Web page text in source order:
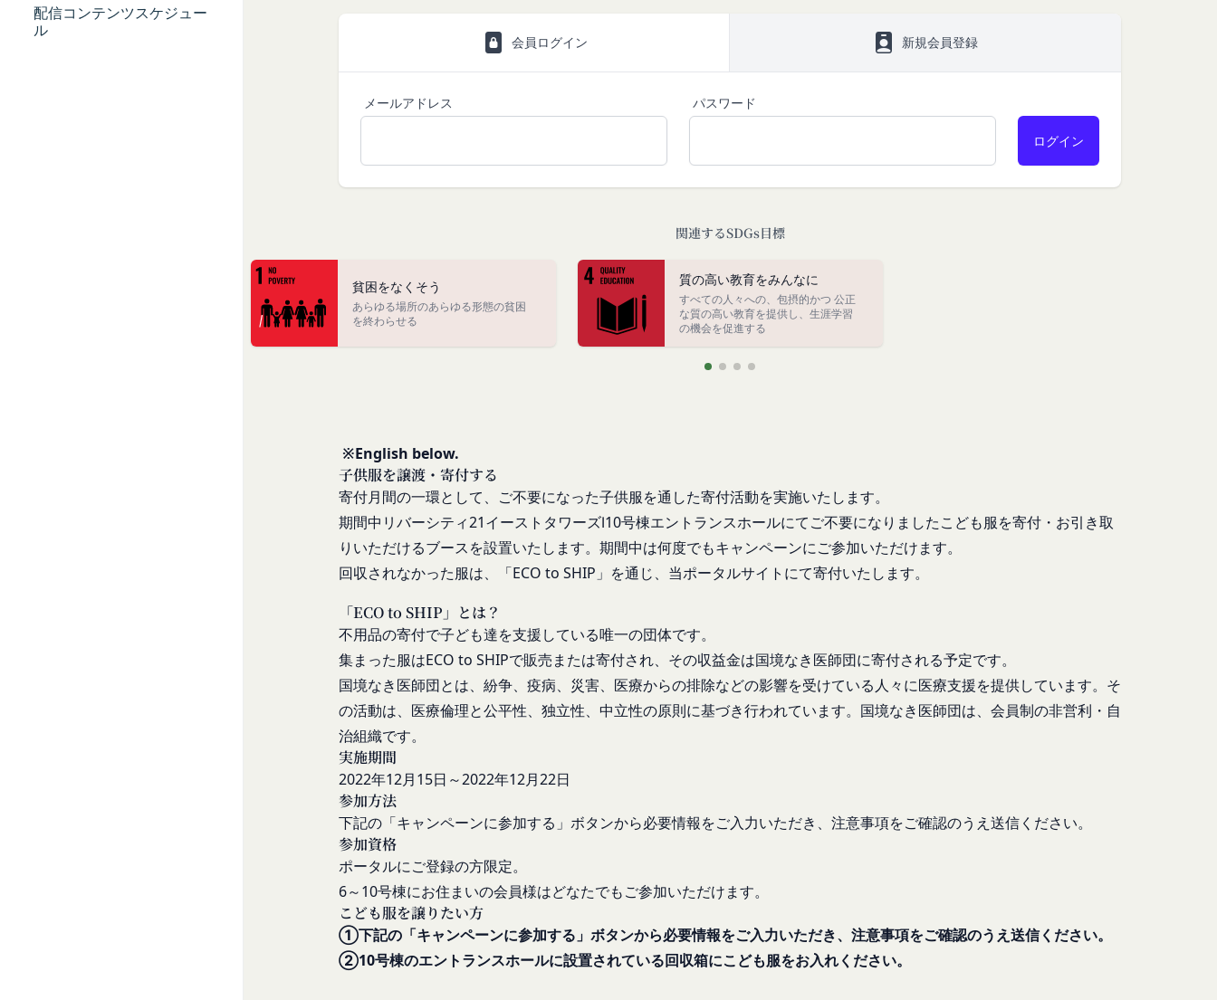
配信コンテンツスケジュー
ル
会員ログイン 新規会員登録
メールアドレス パスワード
関連するSDGs目標
貧困をなくそう
あらゆる場所のあらゆる形態の貧困
を終わらせる
質の高い教育をみんなに
すべての人々への、包摂的かつ 公正
な質の高い教育を提供し、生涯学習
の機会を促進する
※English below.
子供服を譲渡・寄付する
寄付月間の一環として、ご不要になった子供服を通した寄付活動を実施いたします。
期間中リバーシティ21イーストタワーズⅠ10号棟エントランスホールにてご不要になりましたこども服を寄付・お引き取
りいただけるブースを設置いたします。期間中は何度でもキャンペーンにご参加いただけます。
回収されなかった服は、「ECO to SHIP」を通じ、当ポータルサイトにて寄付いたします。
「ECO to SHIP」とは？
不用品の寄付で子ども達を支援している唯一の団体です。
集まった服はECO to SHIPで販売または寄付され、その収益金は国境なき医師団に寄付される予定です。
国境なき医師団とは、紛争、疫病、災害、医療からの排除などの影響を受けている人々に医療支援を提供しています。そ
の活動は、医療倫理と公平性、独立性、中立性の原則に基づき行われています。国境なき医師団は、会員制の非営利・自
治組織です。
実施期間
2022年12月15日～2022年12月22日
参加方法
下記の「キャンペーンに参加する」ボタンから必要情報をご入力いただき、注意事項をご確認のうえ送信ください。
参加資格
ポータルにご登録の方限定。
6～10号棟にお住まいの会員様はどなたでもご参加いただけます。
こども服を譲りたい方
①下記の「キャンペーンに参加する」ボタンから必要情報をご入力いただき、注意事項をご確認のうえ送信ください。
②10号棟のエントランスホールに設置されている回収箱にこども服をお入れください。
ービス提供者を通じて提供した情報を、当社は取得・保管することがあります。お客様のサービスご利用状況、他
の利用者との交流に関する情報も取得することがあります。
外部サービスとの連携により取得する情報
を認めた情報を取得することがあります。
クッキーは、ウェブサイトを利用されたときにご利用のパソコンや携帯端末に一時的にデータを保存させるもの
で、これを利用することにより当社のサーバに、当社サイト内におけるお客様の行動履歴(アクセスしたURL、コ
ンテンツ、参照順序等)や、年齢や性別、職業、居住地域、位置情報等個人が特定できない属性情報(それらの組み
合わせによっても個人が特定できないもの)を取得することがあります。
お客様がご自身に関する情報の取得を望まれない場合は、ブラウザや携帯端末の設定により、クッキーの受け取り
を拒否することも可能です。なお、クッキーの受け取りを拒否された場合、当社のサービスの一部がご利用できな
当社の通常の事業運営に照らして当社が不要と判断した場合、お客様から取得したお客様情報を安全かつ合理的な
方法で消去します。
第三者への提供等
当社は、以下の場合、お客様情報を第三者と共有することがあります。（以下、当社がお客様情報を提供した相手
方を「提供先」といいます。）
お客様の同意を得た場合
に提供することがあります。
第三者サービス提供者との共有
支払処理、データ分析、メール送信、ホスティングサービス、カスタマーサービスなどを当社の代理で行うサービ
スを提供する第三者、または、当社のマーケティングのサポートを行う第三者に対して、お客様情報を提供するこ
とがあります。
外部サービスとの連携のための共有
当社は、Facebook、Googleアカウント、Twitterその他の外部サービスとの連携または外部サービスを利用した
認証にあたり、当該外部サービス運営会社にお客様情報を提供することがあります。
法律上の理由
お客様の居住国内外において、法律、規則、法的手段または公的もしくは政府機関からの要求により、当社がお客
様情報の全部または一部を開示することが必要になる場合があります。
当社は、国家安全保障、法の執行またはその他の交易の実現のために必要または適切であると判断した場合、お客
様情報の全部または一部を公開することがあります。
当社は、当社の利用規約の執行、当社の運営またはお客様の保護のために、開示が合理的に必要であると判断する
場合、お客様情報の全部または一部を開示することがあります。
売却または合併
各会員が保有する、本サービスの利用に関する権利の総体をいいます。
「パスワード」
登録情報と組み合わせて、会員とその他の者とを識別するために用いられる符号をいいます。
「提携パートナー」
供し、又はその運営を行う者をいいます。
第2条（総則・適用範囲）
法により本サービスに関するルール等を発信する場合、それらは本規約の一部を構成するものとし、個別規定、追
加規定又はルール等が本規約と抵触する場合には、当該個別規定、追加規定又はルール等が優先されるものとしま
す。
当社は、本規約を変更する必要が生じた場合には、会員の明示の承諾を得ることなく、本規約を変更することがで
略することができます。
本規約変更の効力発生日後に本サービスの利用を行った場合、会員は本規約の変更に同意したものとみなします。
当社が提供する本サービス以外のサービス又は提携パートナーが提供するサービスについては、各サービスに定め
られる利用規約等に従ってご利用ください。
本契約において使用される以下の各用語は各々以下に定める意味を有します。
第3条（提供されるサービス）
コミュニティポータルサイトが提供する情報サービス
前各号に付随する各種サービス
当社は、前項各号に定めるサービスの内容を変更することができるものとします。
第4条（会員登録）
会員登録手続きは、本サービスの会員登録ページから当社の指定する方法に従い、会員登録を希望する本人が行う
ものとします。当社に対して会員登録の申し込みが行われた場合には、登録手続きにおいて氏名等を入力された本
人が当該申し込みを行ったものとみなします。
当社は、会員登録を申請した者が以下の各号のいずれかの事由に該当する場合は、登録を拒否することがありま
当社に提供された登録情報の全部又は一部につき虚偽、誤記又は記載漏れがあった場合
当該登録希望者が、本サービス又は当社が提供するその他のサービスの利用に際して、過去にアカウント削除
等の利用停止措置を受けたことがあり、又は現在受けている場合
未成年者、成年被後見人、被保佐人又は被補助人のいずれかであって、法定代理人、後見人､保佐人又は補助人
の同意等を得ていなかった場合
会員登録の申請に虚偽の事項が含まれている場合
過去に当社との契約に違反した者またはその関係者であると当社が判断した場合
反社会的勢力等（暴力団、暴力団員、右翼団体、反社会的勢力、その他これに準ずるものを意味します。以下